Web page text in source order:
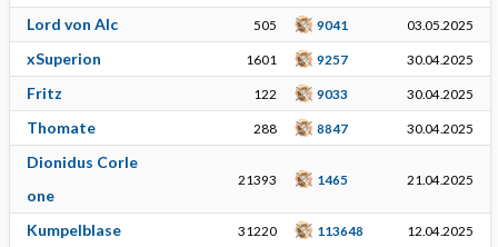
Lord von Alc 505 9041 03.05.2025
xSuperion 1601 9257 30.04.2025
Fritz 122 9033 30.04.2025
Thomate 288 8847 30.04.2025
Dionidus Corle
one
21393 1465 21.04.2025
Kumpelblase 31220 113648 12.04.2025